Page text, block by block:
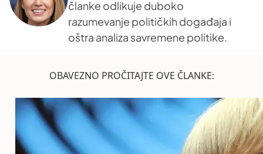
članke odlikuje duboko
razumevanje političkih događaja i
oštra analiza savremene politike.
OBAVEZNO PROČITAJTE OVE ČLANKE: